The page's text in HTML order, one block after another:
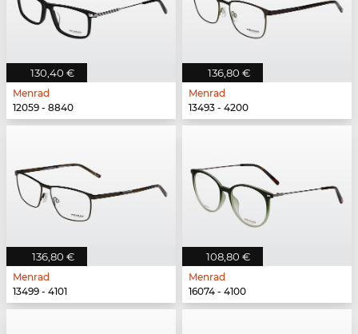
130,40 €
Menrad
12059 - 8840
136,80 €
Menrad
13493 - 4200
136,80 €
Menrad
13499 - 4101
108,80 €
Menrad
16074 - 4100